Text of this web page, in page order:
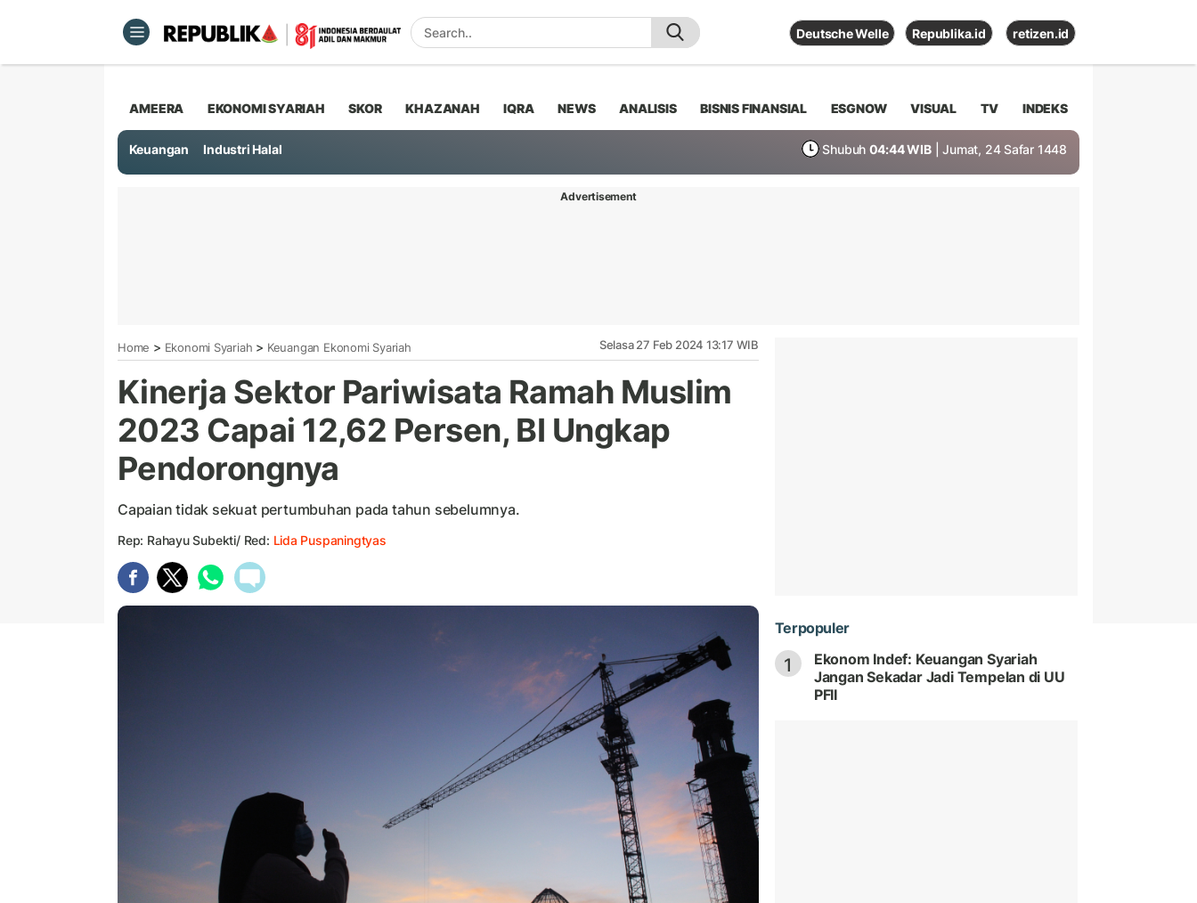
Deutsche Welle Republika.id retizen.id
AMEERA EKONOMI SYARIAH SKOR KHAZANAH IQRA NEWS ANALISIS BISNIS FINANSIAL ESGNOW VISUAL TV INDEKS
Keuangan Industri Halal Shubuh 04:44 WIB | Jumat, 24 Safar 1448
Advertisement
Home > Ekonomi Syariah > Keuangan Ekonomi Syariah Selasa 27 Feb 2024 13:17 WIB
Kinerja Sektor Pariwisata Ramah Muslim
2023 Capai 12,62 Persen, BI Ungkap
Pendorongnya
Capaian tidak sekuat pertumbuhan pada tahun sebelumnya.
Rep: Rahayu Subekti/ Red: Lida Puspaningtyas
Terpopuler
1
Ekonom Indef: Keuangan Syariah
Jangan Sekadar Jadi Tempelan di UU
PFII